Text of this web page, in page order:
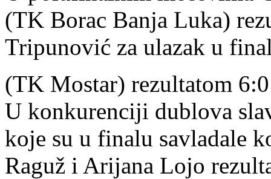
(TK Borac Banja Luka)
Tripunović za ulazak u
(TK Mostar) rezultatom
U konkurenciji dublova
koje su u finalu savladale
Raguž i Arijana Lojo